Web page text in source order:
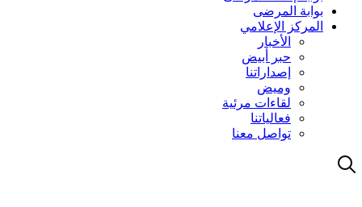
بوابة المرضى
المركز الإعلامي
الأخبار
حبر أبيض
إصداراتنا
وميض
لقاءات مرئية
فعالياتنا
تواصل معنا